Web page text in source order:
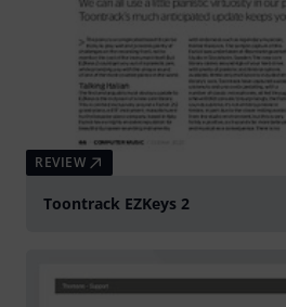
REVIEW
Toontrack EZKeys 2